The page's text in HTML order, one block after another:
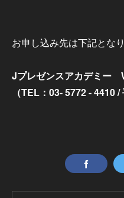
お申し込み先は下記となり
Jプレゼンスアカデミー
（TEL：03- 5772 - 4410 /